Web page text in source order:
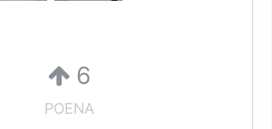
6
POENA